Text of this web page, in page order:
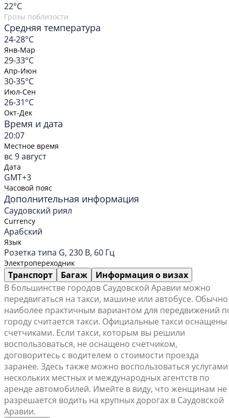
22°C
Грозы поблизости
Средняя температура
24-28°C
Янв-Мар
29-33°C
Апр-Июн
30-35°C
Июл-Сен
26-31°C
Окт-Дек
Время и дата
20:07
Местное время
вс 9 август
Дата
GMT+3
Часовой пояс
Дополнительная информация
Саудовский риял
Currency
Арабский
Язык
Розетка типа G, 230 В, 60 Гц
Электропереходник
Транспорт Багаж
Информация о визах
В большинстве городов Саудовской Аравии можно
передвигаться на такси, машине или автобусе. Обычно
наиболее практичным вариантом для передвижений
городу считается такси. Официальные такси оснащены
счетчиками. Если такси, которым вы решили
воспользоваться, не оснащено счетчиком,
договоритесь с водителем о стоимости проезда
заранее. Здесь также можно воспользоваться услугами
нескольких местных и международных агентств по
аренде автомобилей. Имейте в виду, что женщинам не
разрешается водить на крупных дорогах в Саудовской
Аравии.